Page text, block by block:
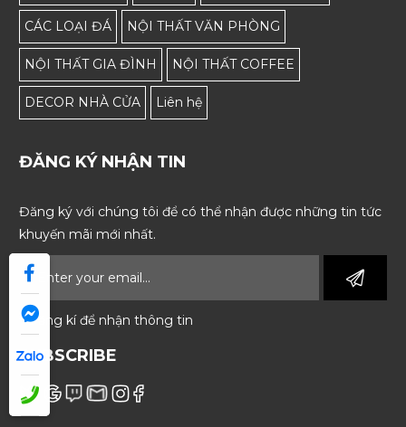
CÁC LOẠI ĐÁ NỘI THẤT VĂN PHÒNG
NỘI THẤT GIA ĐÌNH NỘI THẤT COFFEE
DECOR NHÀ CỬA Liên hệ
ĐĂNG KÝ NHẬN TIN
Đăng ký với chúng tôi để có thể nhận được những tin tức
khuyến mãi mới nhất.
* Đăng kí để nhận thông tin
SUBSCRIBE